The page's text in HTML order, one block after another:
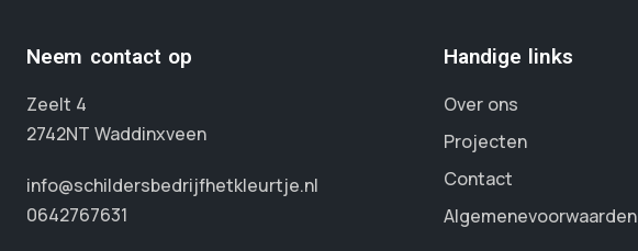
Neem contact op
Zeelt 4
2742NT Waddinxveen
info@schildersbedrijfhetkleurtje.nl
0642767631
Handige links
Over ons
Projecten
Contact
Algemenevoorwaarden